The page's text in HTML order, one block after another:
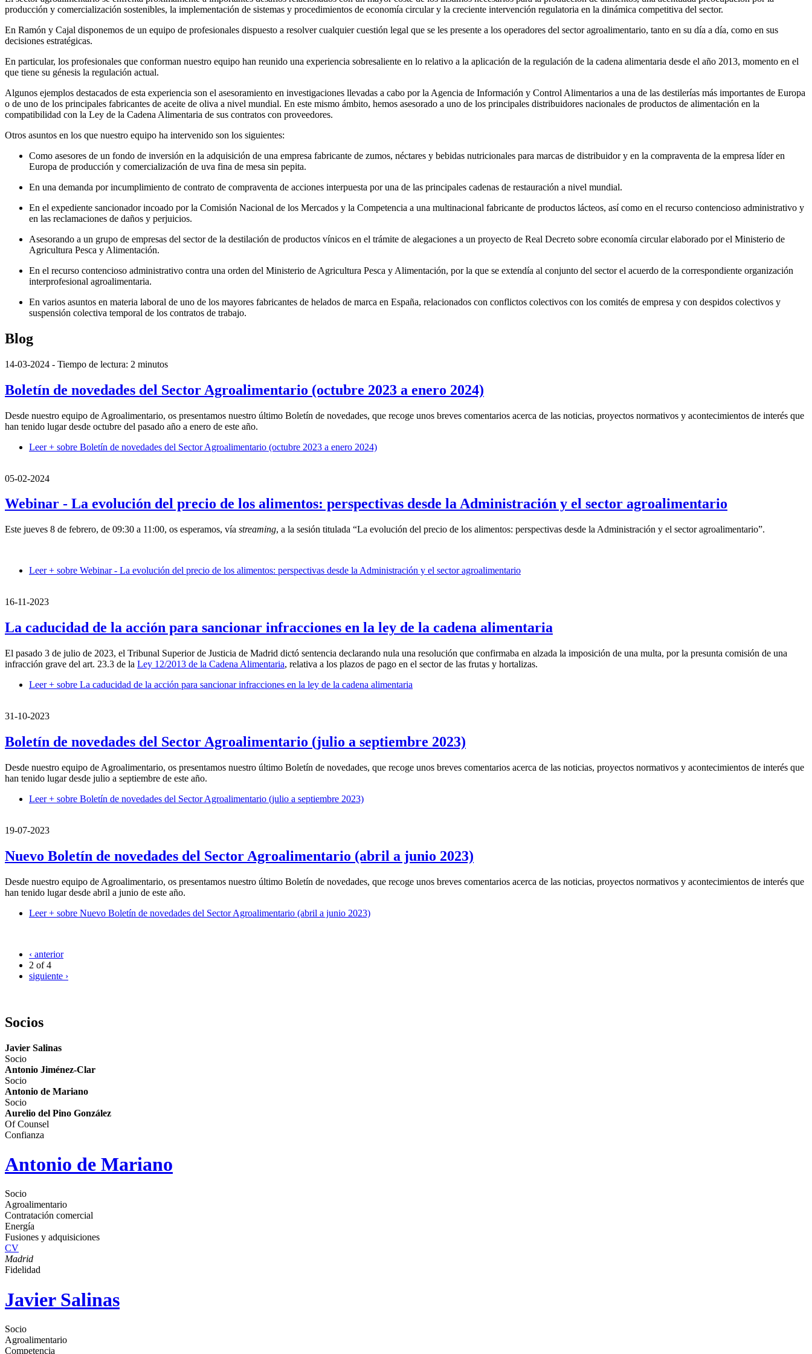
producción y comercialización sostenibles, la implementación de sistemas y procedimientos de economía circular y la creciente intervención regulatoria en la dinámica competitiva del sector.
En Ramón y Cajal disponemos de un equipo de profesionales dispuesto a resolver cualquier cuestión legal que se les presente a los operadores del sector agroalimentario, tanto en su día a día, como en sus
decisiones estratégicas.
En particular, los profesionales que conforman nuestro equipo han reunido una experiencia sobresaliente en lo relativo a la aplicación de la regulación de la cadena alimentaria desde el año 2013, momento en el
que tiene su génesis la regulación actual.
Algunos ejemplos destacados de esta experiencia son el asesoramiento en investigaciones llevadas a cabo por la Agencia de Información y Control Alimentarios a una de las destilerías más importantes de Europa
o de uno de los principales fabricantes de aceite de oliva a nivel mundial. En este mismo ámbito, hemos asesorado a uno de los principales distribuidores nacionales de productos de alimentación en la
compatibilidad con la Ley de la Cadena Alimentaria de sus contratos con proveedores.
Otros asuntos en los que nuestro equipo ha intervenido son los siguientes:
Como asesores de un fondo de inversión en la adquisición de una empresa fabricante de zumos, néctares y bebidas nutricionales para marcas de distribuidor y en la compraventa de la empresa líder en
Europa de producción y comercialización de uva fina de mesa sin pepita.
En una demanda por incumplimiento de contrato de compraventa de acciones interpuesta por una de las principales cadenas de restauración a nivel mundial.
En el expediente sancionador incoado por la Comisión Nacional de los Mercados y la Competencia a una multinacional fabricante de productos lácteos, así como en el recurso contencioso administrativo y
en las reclamaciones de daños y perjuicios.
Asesorando a un grupo de empresas del sector de la destilación de productos vínicos en el trámite de alegaciones a un proyecto de Real Decreto sobre economía circular elaborado por el Ministerio de
Agricultura Pesca y Alimentación.
En el recurso contencioso administrativo contra una orden del Ministerio de Agricultura Pesca y Alimentación, por la que se extendía al conjunto del sector el acuerdo de la correspondiente organización
interprofesional agroalimentaria.
En varios asuntos en materia laboral de uno de los mayores fabricantes de helados de marca en España, relacionados con conflictos colectivos con los comités de empresa y con despidos colectivos y
suspensión colectiva temporal de los contratos de trabajo.
Blog
14-03-2024 - Tiempo de lectura: 2 minutos
Boletín de novedades del Sector Agroalimentario (octubre 2023 a enero 2024)
Desde nuestro equipo de Agroalimentario, os presentamos nuestro último Boletín de novedades, que recoge unos breves comentarios acerca de las noticias, proyectos normativos y acontecimientos de interés que
han tenido lugar desde octubre del pasado año a enero de este año.
Leer + sobre Boletín de novedades del Sector Agroalimentario (octubre 2023 a enero 2024)
05-02-2024
Webinar - La evolución del precio de los alimentos: perspectivas desde la Administración y el sector agroalimentario
Este jueves 8 de febrero, de 09:30 a 11:00, os esperamos, vía streaming, a la sesión titulada “La evolución del precio de los alimentos: perspectivas desde la Administración y el sector agroalimentario”.
Leer + sobre Webinar - La evolución del precio de los alimentos: perspectivas desde la Administración y el sector agroalimentario
16-11-2023
La caducidad de la acción para sancionar infracciones en la ley de la cadena alimentaria
El pasado 3 de julio de 2023, el Tribunal Superior de Justicia de Madrid dictó sentencia declarando nula una resolución que confirmaba en alzada la imposición de una multa, por la presunta comisión de una
infracción grave del art. 23.3 de la Ley 12/2013 de la Cadena Alimentaria, relativa a los plazos de pago en el sector de las frutas y hortalizas.
Leer + sobre La caducidad de la acción para sancionar infracciones en la ley de la cadena alimentaria
31-10-2023
Boletín de novedades del Sector Agroalimentario (julio a septiembre 2023)
Desde nuestro equipo de Agroalimentario, os presentamos nuestro último Boletín de novedades, que recoge unos breves comentarios acerca de las noticias, proyectos normativos y acontecimientos de interés que
han tenido lugar desde julio a septiembre de este año.
Leer + sobre Boletín de novedades del Sector Agroalimentario (julio a septiembre 2023)
19-07-2023
Nuevo Boletín de novedades del Sector Agroalimentario (abril a junio 2023)
Desde nuestro equipo de Agroalimentario, os presentamos nuestro último Boletín de novedades, que recoge unos breves comentarios acerca de las noticias, proyectos normativos y acontecimientos de interés que
han tenido lugar desde abril a junio de este año.
Leer + sobre Nuevo Boletín de novedades del Sector Agroalimentario (abril a junio 2023)
‹ anterior
2 of 4
siguiente ›
Socios
Javier Salinas
Socio
Antonio Jiménez-Clar
Socio
Antonio de Mariano
Socio
Aurelio del Pino González
Of Counsel
Confianza
Antonio de Mariano
Socio
Agroalimentario
Contratación comercial
Energía
Fusiones y adquisiciones
CV
Madrid
Fidelidad
Javier Salinas
Socio
Agroalimentario
Competencia